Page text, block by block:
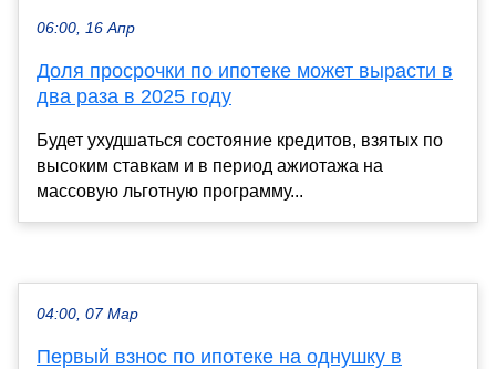
06:00, 16 Апр
Доля просрочки по ипотеке может вырасти в
два раза в 2025 году
Будет ухудшаться состояние кредитов, взятых по
высоким ставкам и в период ажиотажа на
массовую льготную программу...
04:00, 07 Мар
Первый взнос по ипотеке на однушку в